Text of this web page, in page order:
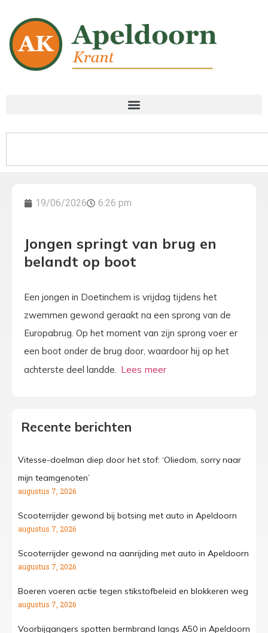
19/06/2026 6:26 pm
Jongen springt van brug en
belandt op boot
Een jongen in Doetinchem is vrijdag tijdens het
zwemmen gewond geraakt na een sprong van de
Europabrug. Op het moment van zijn sprong voer er
een boot onder de brug door, waardoor hij op het
achterste deel landde.
Recente berichten
Vitesse-doelman diep door het stof: ‘Oliedom, sorry naar
mijn teamgenoten’
augustus 7, 2026
Scooterrijder gewond bij botsing met auto in Apeldoorn
augustus 7, 2026
Scooterrijder gewond na aanrijding met auto in Apeldoorn
augustus 7, 2026
Boeren voeren actie tegen stikstofbeleid en blokkeren weg
augustus 7, 2026
Voorbijgangers spotten bermbrand langs A50 in Apeldoorn